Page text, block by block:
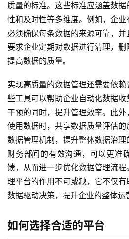
最
新
活
质量的标准。这些标准应涵盖数
性和及时性等多维度。例如，企业
必须确保每条数据的来源可靠，
要求企业定期对数据进行清理，
提高数据的质量。
实现高质量的数据管理还需要依
些工具可以帮助企业自动化数据
干预的同时，提升管理效率。此
使用数据时，共享数据质量评估
数据管理机制，提升整体数据治
财务部间的有效沟通，可以更准
馈，从而进一步优化数据管理流
理平台的作用不可或缺，它不仅有
数据驱动决策，提升企业的整体运
如何选择合适的平台